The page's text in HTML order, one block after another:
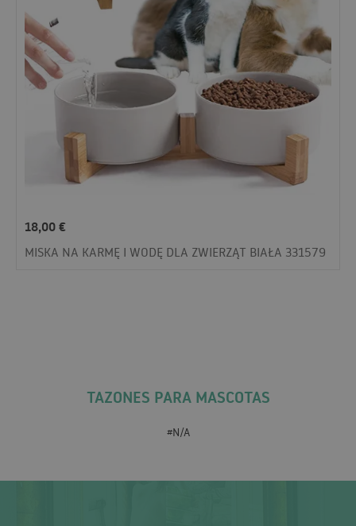
18,00€
MISKA NA KARMĘ I WODĘ DLA ZWIERZĄT BIAŁA 331579
TAZONES PARA MASCOTAS
#N/A